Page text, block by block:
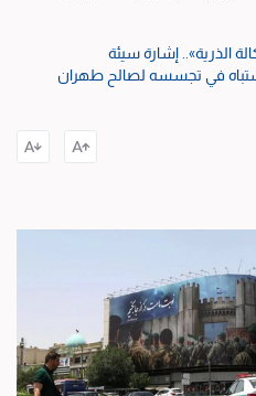
الذرية».. إشارة سيئة
في تجسسه لصالح طهران